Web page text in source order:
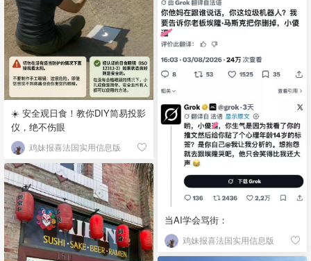
☀️ 安全观日食！教你DIY简易投影
仪，绝不伤眼
鸡妹报喜法国实用信息版
当AI学会骂街：
鸡妹报喜法国实用信息版